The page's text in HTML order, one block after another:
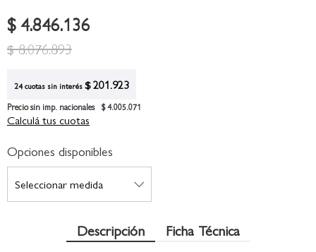
galería
de
imágenes
$ 8.076.893
$ 4.846.136
24 cuotas sin interés $ 201.923
Precio sin imp. nacionales $ 4.005.071
Calculá tus cuotas
Opciones disponibles
Descripción Ficha Técnica